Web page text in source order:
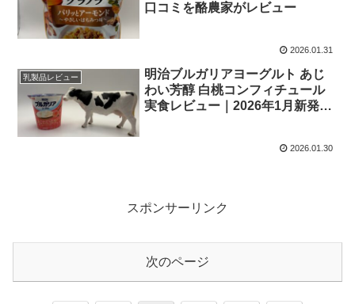
口コミを酪農家がレビュー
2026.01.31
乳製品レビュー
明治ブルガリアヨーグルト あじ
わい芳醇 白桃コンフィチュール
実食レビュー｜2026年1月新発売
2026.01.30
スポンサーリンク
次のページ